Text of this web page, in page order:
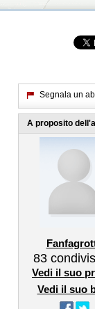
Segnala un
A proposito
83
Vedi il suo
Vedi il suo